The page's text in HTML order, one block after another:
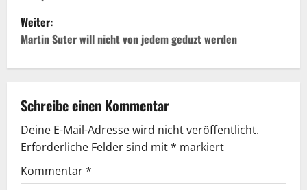
i
a
g
s
Weiter:
Martin Suter will nicht von jedem geduzt werden
Schreibe einen Kommentar
Deine E-Mail-Adresse wird nicht veröffentlicht.
Erforderliche Felder sind mit* markiert
Kommentar*